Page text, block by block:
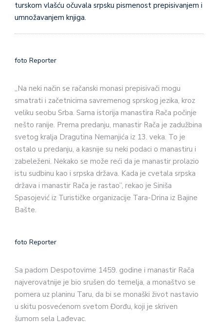
turskom vlašću očuvala srpsku pismenost prepisivanjem i
umnožavanjem knjiga.
foto Reporter
„Na neki način se račanski monasi prepisivači mogu
smatrati i začetnicima savremenog sprskog jezika, kroz
veliku seobu Srba. Sama istorija manastira Rača počinje
nešto ranije. Prema predanju, manastir Rača je zadužbina
svetog kralja Dragutina Nemanjića iz 13. veka. To je
ostalo u predanju, a kasnije su neki podaci o manastiru i
zabeleženi. Nekako se može reći da je manastir prolazio
istu sudbinu kao i srpska država. Kada je cvetala srpska
država i manastir Rača je rastao”, rekao je Siniša
Spasojević iz Turističke organizacije Tara-Drina iz Bajine
Bašte.
foto Reporter
Sa padom Despotovime 1459. godine i manastir Rača
najverovatnije je bio srušen do temelja, a monaštvo se
pomera uz planinu Taru, da bi se monaški život nastavio
u skitu posvećenom svetom Đorđu, koji je skriven
šumom sela Lađevac.